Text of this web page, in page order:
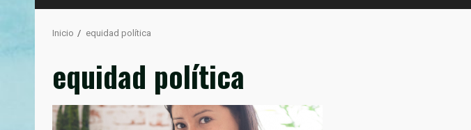
Inicio equidad política
equidad política